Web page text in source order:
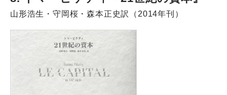
山形浩生・守岡桜・森本正史訳（2014年刊）